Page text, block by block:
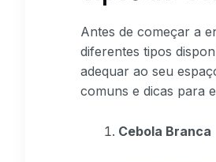
Antes de começar a
diferentes tipos
adequar ao seu
comuns e dicas para
Cebola Branca